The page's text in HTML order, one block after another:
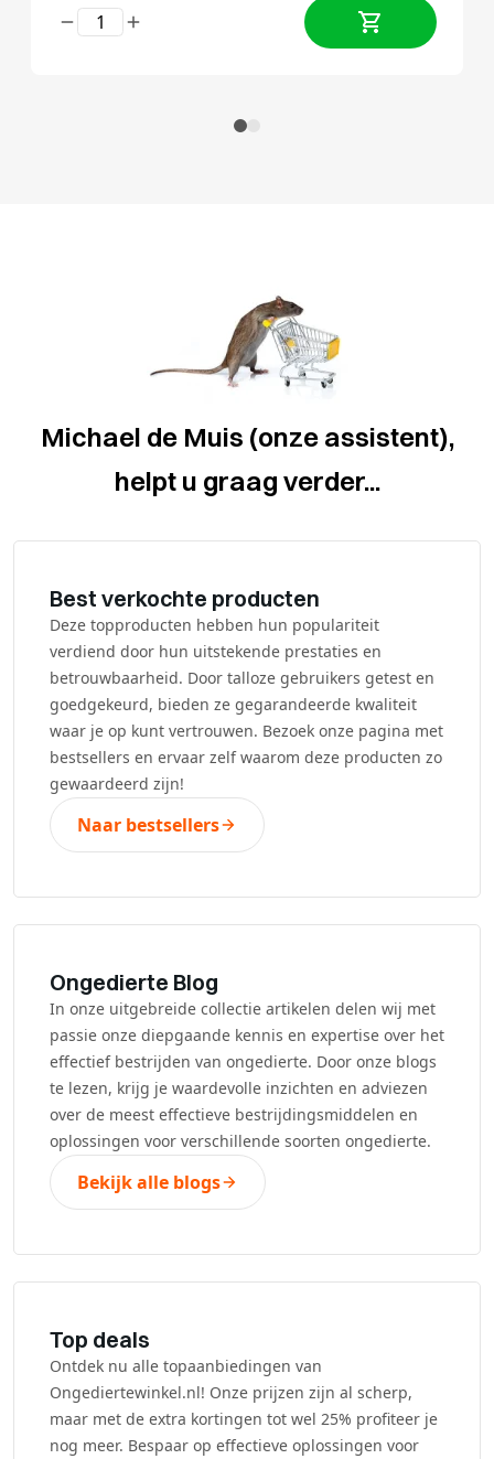
Michael de Muis (onze assistent),
helpt u graag verder...
Best verkochte producten
Deze topproducten hebben hun populariteit
verdiend door hun uitstekende prestaties en
betrouwbaarheid. Door talloze gebruikers getest en
goedgekeurd, bieden ze gegarandeerde kwaliteit
waar je op kunt vertrouwen. Bezoek onze pagina met
bestsellers en ervaar zelf waarom deze producten zo
gewaardeerd zijn!
Naar bestsellers
Ongedierte Blog
In onze uitgebreide collectie artikelen delen wij met
passie onze diepgaande kennis en expertise over het
effectief bestrijden van ongedierte. Door onze blogs
te lezen, krijg je waardevolle inzichten en adviezen
over de meest effectieve bestrijdingsmiddelen en
oplossingen voor verschillende soorten ongedierte.
Bekijk alle blogs
Top deals
Ontdek nu alle topaanbiedingen van
Ongediertewinkel.nl! Onze prijzen zijn al scherp,
maar met de extra kortingen tot wel 25% profiteer je
nog meer. Bespaar op effectieve oplossingen voor